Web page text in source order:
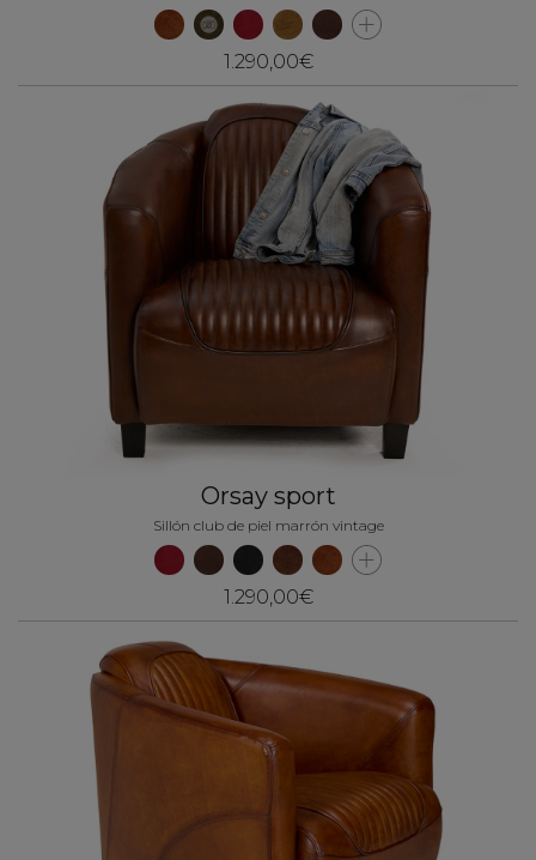
1.290,00€
Orsay sport
Sillón club de piel marrón vintage
1.290,00€